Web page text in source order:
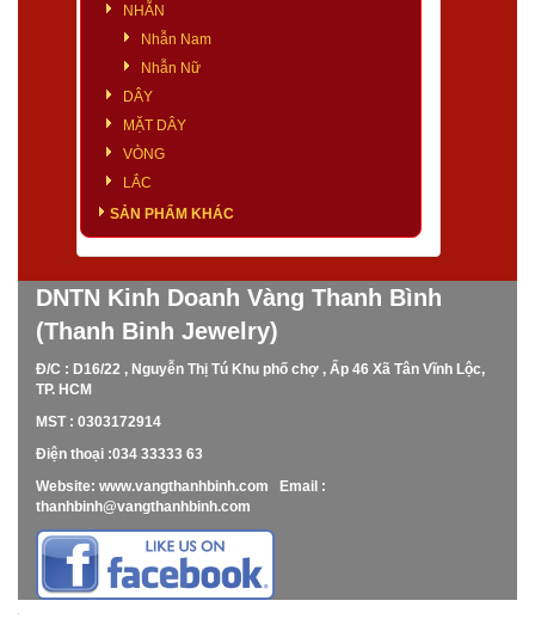
NHẪN
Nhẫn Nam
Nhẫn Nữ
DÂY
MẶT DÂY
VÒNG
LẮC
SẢN PHẨM KHÁC
DNTN Kinh Doanh Vàng Thanh Bình
(Thanh Binh Jewelry)
Đ/C : D16/22 , Nguyễn Thị Tú Khu phố chợ , Ấp 46 Xã Tân Vĩnh Lộc,
TP. HCM
MST : 0303172914
Điện thoại :034 33333 63
Website: www.vangthanhbinh.com Email :
thanhbinh@vangthanhbinh.com